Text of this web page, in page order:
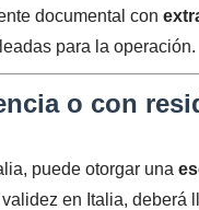
documental con
para la operación.
o con
puede otorgar una
en Italia, deberá